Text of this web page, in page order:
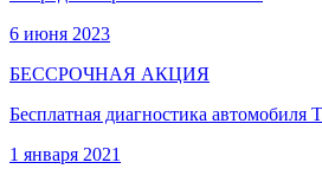
6 июня 2023
БЕССРОЧНАЯ АКЦИЯ
Бесплатная диагностика автомобиля
1 января 2021